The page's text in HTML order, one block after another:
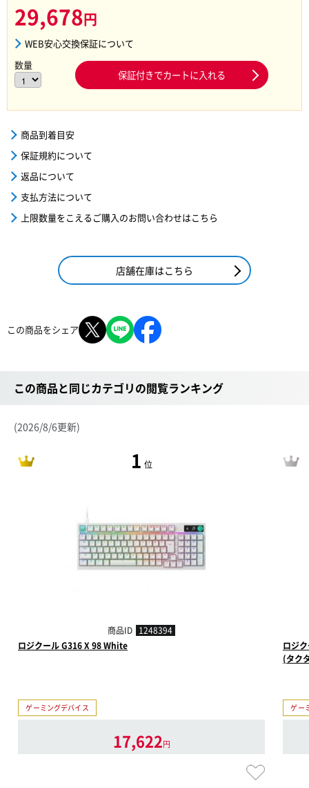
29,678円
WEB安心交換保証について
数量
保証付きでカートに入れる
商品到着目安
保証規約について
返品について
支払方法について
上限数量をこえるご購入のお問い合わせはこちら
店舗在庫はこちら
この商品をシェア
この商品と同じカテゴリの閲覧ランキング
(2026/8/6更新)
1 位
商品ID 1248394
ロジクール G316 X 98 White
ゲーミングデバイス
17,622円
ロジ
(タク
ゲー